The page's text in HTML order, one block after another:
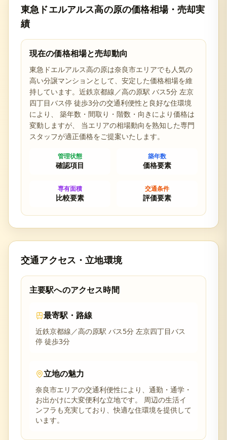
東急ドエルアルス高の原の価格相場・売却実
績
現在の価格相場と売却動向
東急ドエルアルス高の原は奈良市エリアでも人気の
高い分譲マンションとして、安定した価格相場を維
持しています。 近鉄京都線／高の原駅 バス5分 左京
四丁目バス停 徒歩3分の交通利便性と 良好な住環境
により、 築年数・間取り・階数・向きにより価格は
変動しますが、 当エリアの相場動向を熟知した専門
スタッフが適正価格をご提案いたします。
管理状態
確認項目
築年数
価格要素
専有面積
比較要素
交通条件
評価要素
交通アクセス・立地環境
主要駅へのアクセス時間
最寄駅・路線
近鉄京都線／高の原駅 バス5分 左京四丁目バス
停 徒歩3分
立地の魅力
奈良市エリアの交通利便性により、通勤・通学・
お出かけに大変便利な立地です。 周辺の生活イ
ンフラも充実しており、快適な住環境を提供して
います。